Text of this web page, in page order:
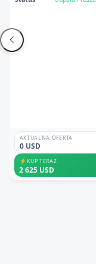
AKTUALNA OFERTA
0 USD
⚡KUP TERAZ
2 625 USD